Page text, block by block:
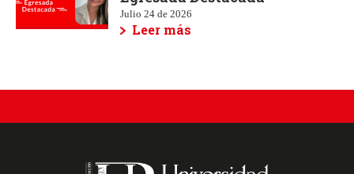
Julio 24 de 2026
Leer más